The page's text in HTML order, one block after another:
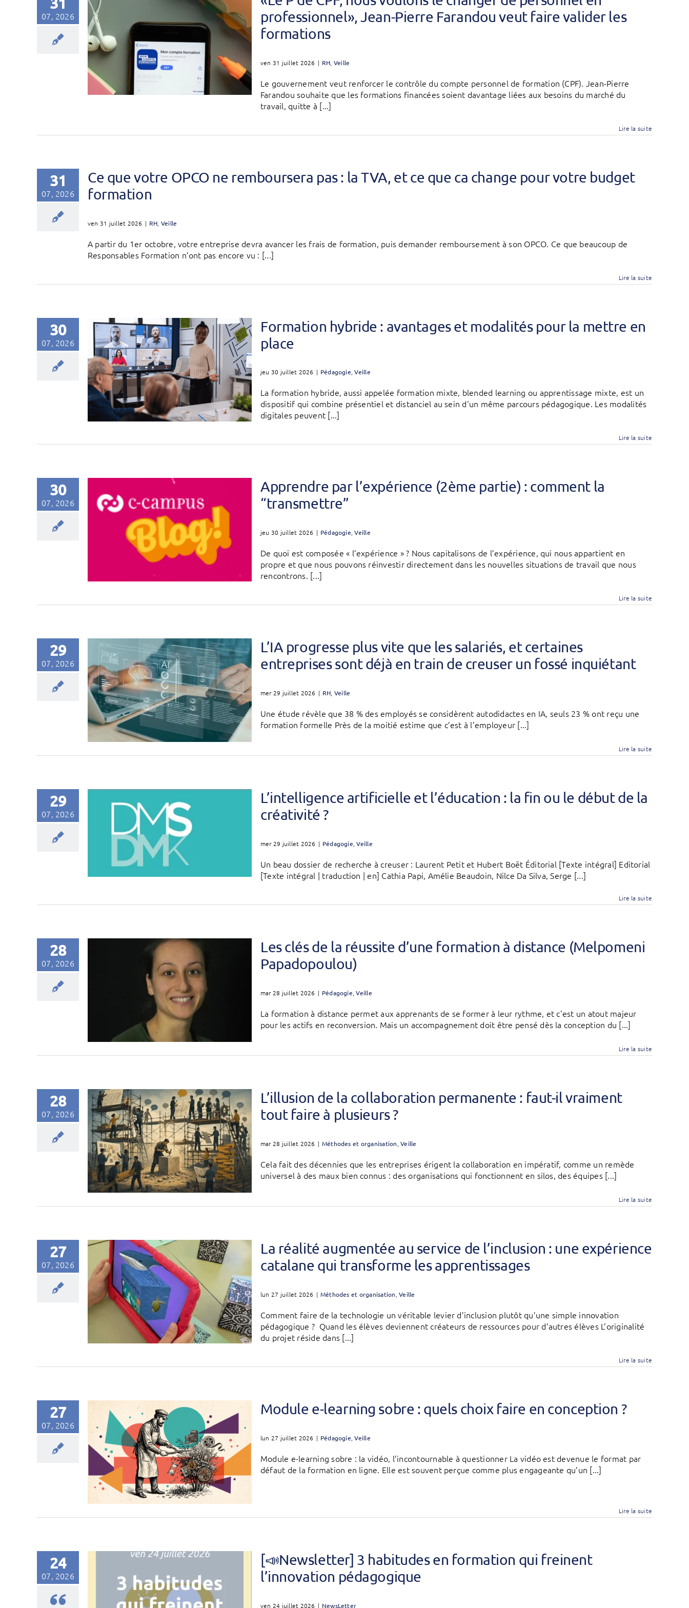
07, 2026
professionnel», Jean-Pierre Farandou veut faire valider les
formations
ven 31 juillet 2026 | RH Veille
Le gouvernement veut renforcer le contrôle du compte personnel de formation (CPF). Jean-Pierre
Farandou souhaite que les formations financées soient davantage liées aux besoins du marché du
travail, quitte à [...]
Lire la suite
31
07, 2026
Ce que votre OPCO ne remboursera pas : la TVA, et ce que ca change pour votre budget
formation
ven 31 juillet 2026 | RH Veille
A partir du 1er octobre, votre entreprise devra avancer les frais de formation, puis demander remboursement à son OPCO. Ce que beaucoup de
Responsables Formation n’ont pas encore vu : [...]
Lire la suite
30
07, 2026
Formation hybride : avantages et modalités pour la mettre en
place
jeu 30 juillet 2026 | Pédagogie,Veille
La formation hybride, aussi appelée formation mixte, blended learning ou apprentissage mixte, est un
dispositif qui combine présentiel et distanciel au sein d'un même parcours pédagogique. Les modalités
digitales peuvent [...]
Lire la suite
30
07, 2026
Apprendre par l’expérience (2ème partie) : comment la
“transmettre”
jeu 30 juillet 2026 | Pédagogie ,Veille
De quoi est composée « l’expérience » ? Nous capitalisons de l’expérience, qui nous appartient en
propre et que nous pouvons réinvestir directement dans les nouvelles situations de travail que nous
rencontrons. [...]
Lire la suite
29
07, 2026
L’IA progresse plus vite que les salariés, et certaines
entreprises sont déjà en train de creuser un fossé inquiétant
mer 29 juillet 2026 | RH Veille
Une étude révèle que 38 % des employés se considèrent autodidactes en IA, seuls 23 % ont reçu une
formation formelle Près de la moitié estime que c’est à l’employeur [...]
Lire la suite
29
07, 2026
L’intelligence artificielle et l’éducation : la fin ou le début de la
créativité ?
mer 29 juillet 2026 | Pédagogie ,Veille
Un beau dossier de recherche à creuser : Laurent Petit et Hubert Boët Éditorial [Texte intégral] Editorial
[Texte intégral | traduction | en] Cathia Papi, Amélie Beaudoin, Nilce Da Silva, Serge [...]
Lire la suite
28
07, 2026
Les clés de la réussite d’une formation à distance (Melpomeni
Papadopoulou)
mar 28 juillet 2026 | Pédagogie ,Veille
La formation à distance permet aux apprenants de se former à leur rythme, et c'est un atout majeur
pour les actifs en reconversion. Mais un accompagnement doit être pensé dès la conception du [...]
Lire la suite
28
07, 2026
L’illusion de la collaboration permanente : faut-il vraiment
tout faire à plusieurs ?
mar 28 juillet 2026 | Méthodes et organisation ,Veille
Cela fait des décennies que les entreprises érigent la collaboration en impératif, comme un remède
universel à des maux bien connus : des organisations qui fonctionnent en silos, des équipes [...]
Lire la suite
27
07, 2026
La réalité augmentée au service de l’inclusion : une expérience
catalane qui transforme les apprentissages
lun 27 juillet 2026 | Méthodes et organisation ,Veille
Comment faire de la technologie un véritable levier d’inclusion plutôt qu’une simple innovation
pédagogique ? Quand les élèves deviennent créateurs de ressources pour d’autres élèves L’originalité
du projet réside dans [...]
Lire la suite
27
07, 2026
Module e-learning sobre : quels choix faire en conception ?
lun 27 juillet 2026 | Pédagogie ,Veille
Module e-learning sobre : la vidéo, l’incontournable à questionner La vidéo est devenue le format par
défaut de la formation en ligne. Elle est souvent perçue comme plus engageante qu’un [...]
Lire la suite
24
07, 2026
[📣Newsletter] 3 habitudes en formation qui freinent
l’innovation pédagogique
ven 24 juillet 2026 | NewsLetter